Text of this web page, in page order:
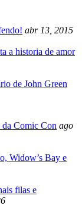
abr 13, 2015
a historia de amor
de John Green
da Comic Con ago
Widow’s Bay e
filas e